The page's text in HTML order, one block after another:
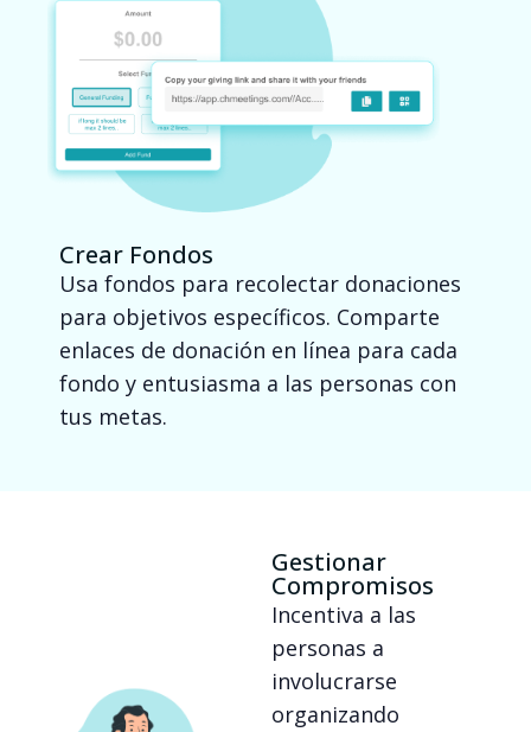
Crear Fondos
Usa fondos para recolectar donaciones
para objetivos específicos. Comparte
enlaces de donación en línea para cada
fondo y entusiasma a las personas con
tus metas.
Gestionar
Compromisos
Incentiva a las
personas a
involucrarse
organizando